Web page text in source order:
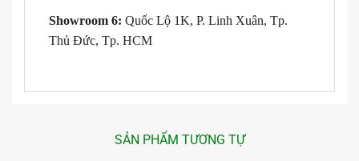
Showroom 6: Quốc Lộ 1K, P. Linh Xuân, Tp.
Thủ Đức, Tp. HCM
SẢN PHẨM TƯƠNG TỰ